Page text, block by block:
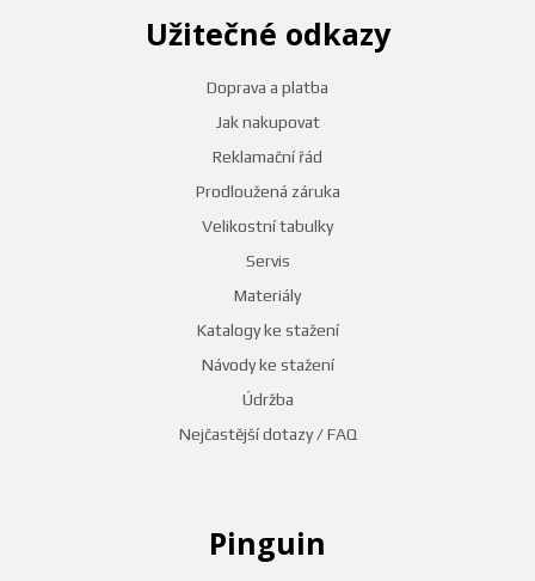
Užitečné odkazy
Doprava a platba
Jak nakupovat
Reklamační řád
Prodloužená záruka
Velikostní tabulky
Servis
Materiály
Katalogy ke stažení
Návody ke stažení
Údržba
Nejčastější dotazy / FAQ
Pinguin